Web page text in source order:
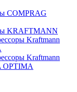
COMPRAG
KRAFTMANN
Kraftmann
Kraftmann
OPTIMA